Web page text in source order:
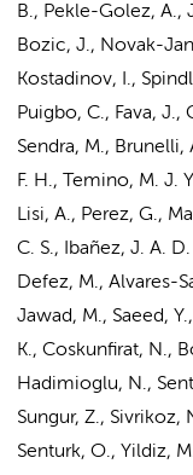
B., Pekle-Golez, A.,
Bozic, J., Novak-
Kostadinov, I.,
Puigbo, C., Fava, J.,
Sendra, M., Brunelli,
F. H., Temino, M. J.
Lisi, A., Perez, G.,
C. S., Ibañez, J. A.
Defez, M., Alvares-
Jawad, M., Saeed,
K., Coskunfirat, N.,
Hadimioglu, N.,
Sungur, Z., Sivrikoz,
Senturk, O., Yildiz,